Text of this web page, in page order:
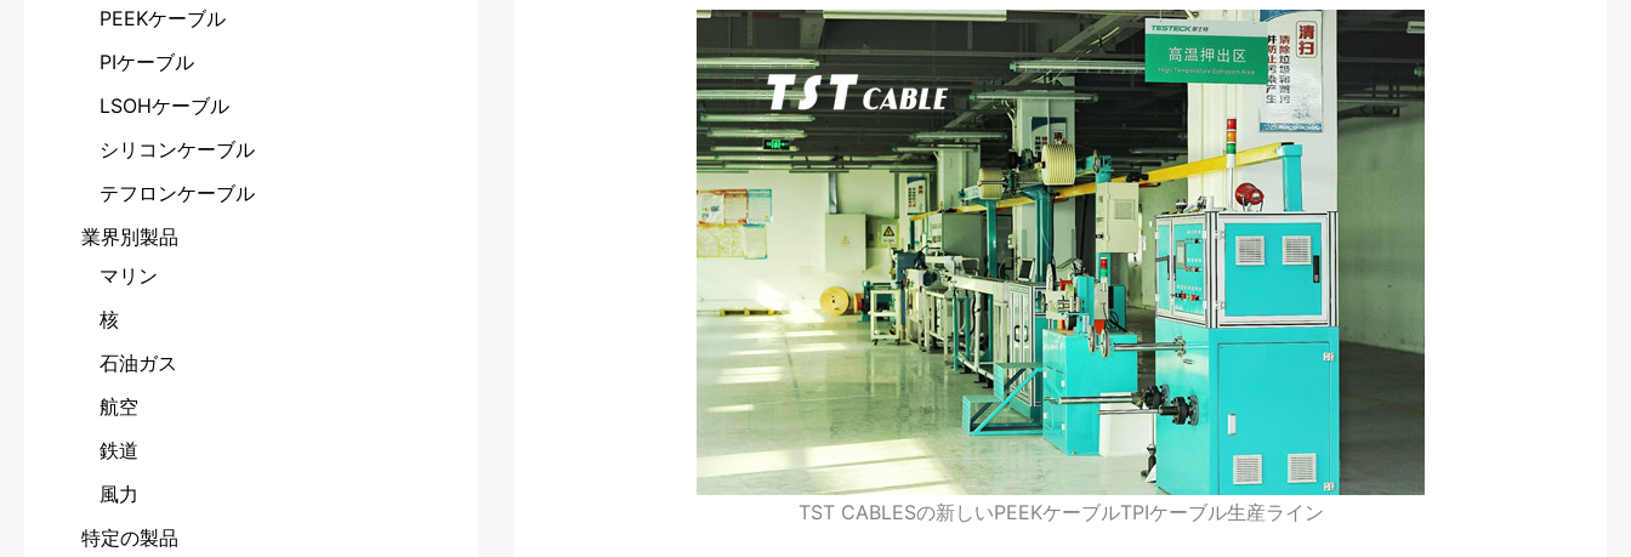
PEEKケーブル
PIケーブル
LSOHケーブル
シリコンケーブル
テフロンケーブル
業界別製品
マリン
核
石油ガス
航空
鉄道
風力
特定の製品
TST CABLESの新しいPEEKケーブルTPIケーブル生産ライン